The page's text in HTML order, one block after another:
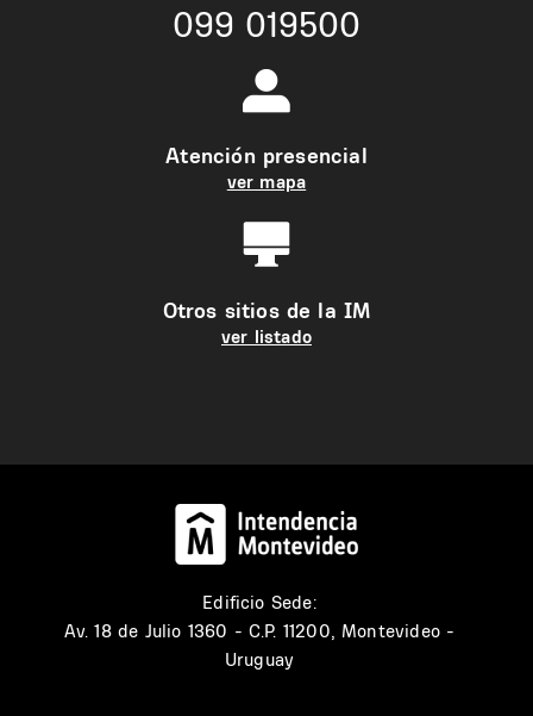
099 019500
Atención presencial
ver mapa
Otros sitios de la IM
ver listado
Edificio Sede:
Av. 18 de Julio 1360 - C.P. 11200, Montevideo -
Uruguay